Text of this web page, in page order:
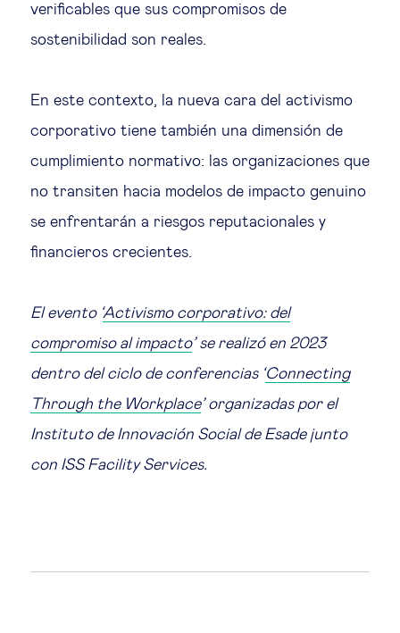
verificables que sus compromisos de
sostenibilidad son reales.
En este contexto, la nueva cara del activismo
corporativo tiene también una dimensión de
cumplimiento normativo: las organizaciones que
no transiten hacia modelos de impacto genuino
se enfrentarán a riesgos reputacionales y
financieros crecientes.
El evento ‘ Activismo corporativo: del
compromiso al impacto’ se realizó en 2023
dentro del ciclo de conferencias ‘Connecting
Through the Workplace’ organizadas por el
Instituto de Innovación Social de Esade junto
con ISS Facility Services.